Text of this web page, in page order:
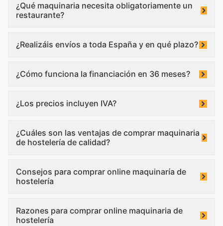
¿Qué maquinaria necesita obligatoriamente un
restaurante?
¿Realizáis envíos a toda España y en qué plazo?
¿Cómo funciona la financiación en 36 meses?
¿Los precios incluyen IVA?
¿Cuáles son las ventajas de comprar maquinaria
de hostelería de calidad?
Consejos para comprar online maquinaría de
hostelería
Razones para comprar online maquinaria de
hostelería